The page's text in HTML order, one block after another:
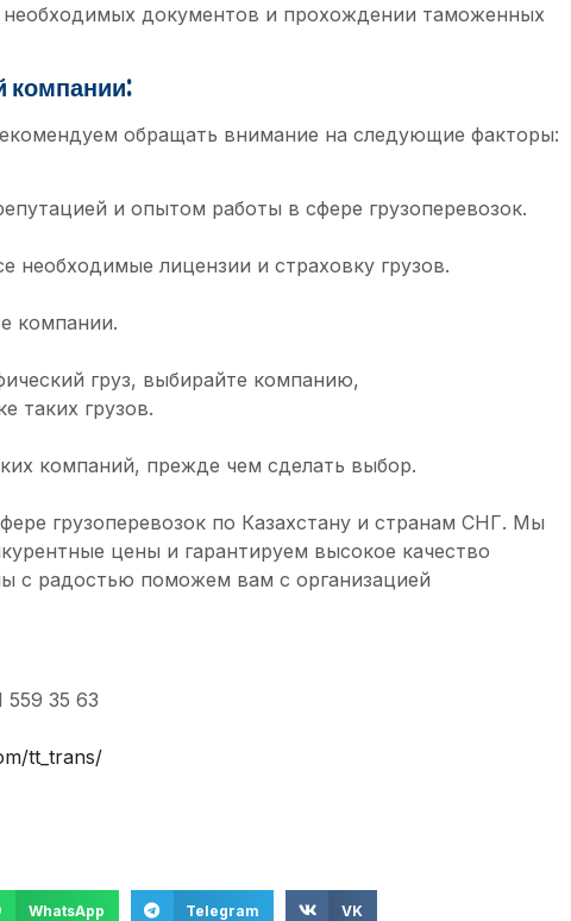
документов и прохождении таможенных
компании:
обращать внимание на следующие факторы:
и опытом работы в сфере грузоперевозок.
необходимые лицензии и страховку грузов.
компании.
груз, выбирайте компанию,
таких грузов.
компаний, прежде чем сделать выбор.
грузоперевозок по Казахстану и странам СНГ. Мы
цены и гарантируем высокое качество
с радостью поможем вам с организацией
559 35 63
tt_trans/
WhatsApp Telegram VK